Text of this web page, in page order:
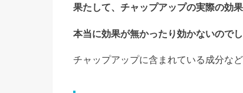
果たして、チャップアップの実際の効
本当に効果が無かったり効かないので
チャップアップに含まれている成分な